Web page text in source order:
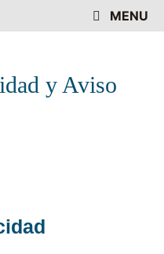
MENU
y Aviso